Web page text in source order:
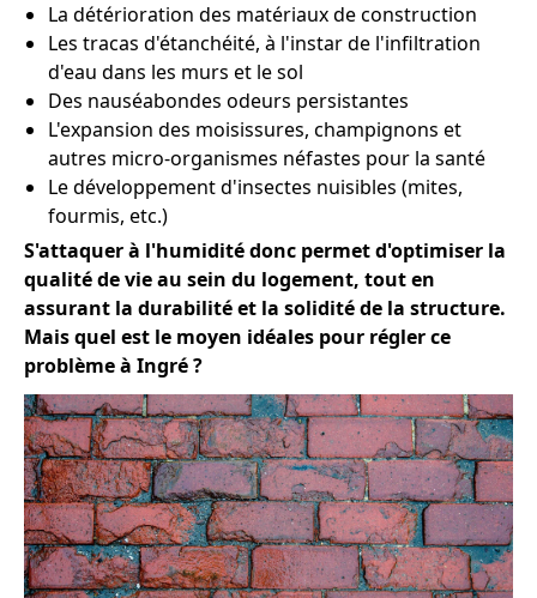
La détérioration des matériaux de construction
Les tracas d'étanchéité, à l'instar de l'infiltration
d'eau dans les murs et le sol
Des nauséabondes odeurs persistantes
L'expansion des moisissures, champignons et
autres micro-organismes néfastes pour la santé
Le développement d'insectes nuisibles (mites,
fourmis, etc.)
S'attaquer à l'humidité donc permet d'optimiser la
qualité de vie au sein du logement, tout en
assurant la durabilité et la solidité de la structure.
Mais quel est le moyen idéales pour régler ce
problème à Ingré ?